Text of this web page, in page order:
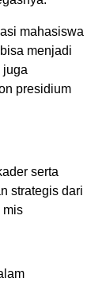
mahasiswa
menjadi
juga
presidium
serta
strategis dari
mis